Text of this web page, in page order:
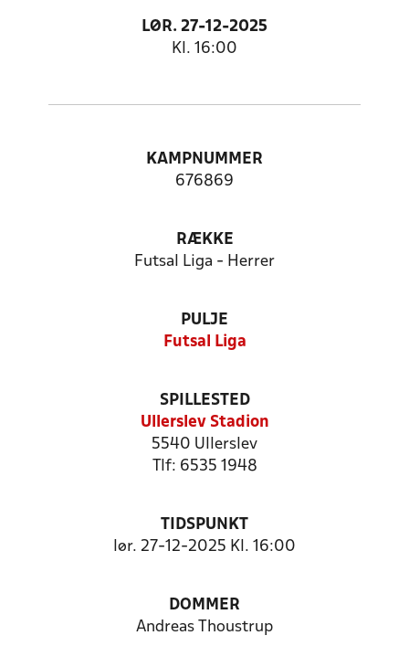
LØR. 27-12-2025
Kl. 16:00
KAMPNUMMER
676869
RÆKKE
Futsal Liga - Herrer
PULJE
Futsal Liga
SPILLESTED
Ullerslev Stadion
5540 Ullerslev
Tlf: 6535 1948
TIDSPUNKT
lør. 27-12-2025 Kl. 16:00
DOMMER
Andreas Thoustrup